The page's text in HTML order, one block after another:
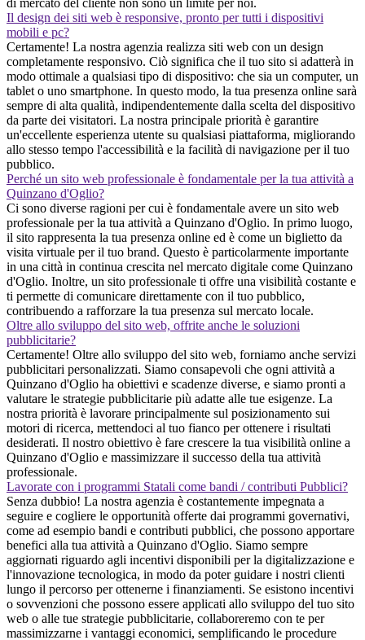
di mercato del cliente non sono un limite per noi.
Il design dei siti web è responsive, pronto per tutti i dispositivi
mobili e pc?
Certamente! La nostra agenzia realizza siti web con un design
completamente responsivo. Ciò significa che il tuo sito si adatterà in
modo ottimale a qualsiasi tipo di dispositivo: che sia un computer, un
tablet o uno smartphone. In questo modo, la tua presenza online sarà
sempre di alta qualità, indipendentemente dalla scelta del dispositivo
da parte dei visitatori. La nostra principale priorità è garantire
un'eccellente esperienza utente su qualsiasi piattaforma, migliorando
allo stesso tempo l'accessibilità e la facilità di navigazione per il tuo
pubblico.
Perché un sito web professionale è fondamentale per la tua attività a
Quinzano d'Oglio?
Ci sono diverse ragioni per cui è fondamentale avere un sito web
professionale per la tua attività a Quinzano d'Oglio. In primo luogo,
il sito rappresenta la tua presenza online ed è come un biglietto da
visita virtuale per il tuo brand. Questo è particolarmente importante
in una città in continua crescita nel mercato digitale come Quinzano
d'Oglio. Inoltre, un sito professionale ti offre una visibilità costante e
ti permette di comunicare direttamente con il tuo pubblico,
contribuendo a rafforzare la tua presenza sul mercato locale.
Oltre allo sviluppo del sito web, offrite anche le soluzioni
pubblicitarie?
Certamente! Oltre allo sviluppo del sito web, forniamo anche servizi
pubblicitari personalizzati. Siamo consapevoli che ogni attività a
Quinzano d'Oglio ha obiettivi e scadenze diverse, e siamo pronti a
valutare le strategie pubblicitarie più adatte alle tue esigenze. La
nostra priorità è lavorare principalmente sul posizionamento sui
motori di ricerca, mettendoci al tuo fianco per ottenere i risultati
desiderati. Il nostro obiettivo è fare crescere la tua visibilità online a
Quinzano d'Oglio e massimizzare il successo della tua attività
professionale.
Lavorate con i programmi Statali come bandi / contributi Pubblici?
Senza dubbio! La nostra agenzia è costantemente impegnata a
seguire e cogliere le opportunità offerte dai programmi governativi,
come ad esempio bandi e contributi pubblici, che possono apportare
benefici alla tua attività a Quinzano d'Oglio. Siamo sempre
aggiornati riguardo agli incentivi disponibili per la digitalizzazione e
l'innovazione tecnologica, in modo da poter guidare i nostri clienti
lungo il percorso per ottenerne i finanziamenti. Se esistono incentivi
o sovvenzioni che possono essere applicati allo sviluppo del tuo sito
web o alle tue strategie pubblicitarie, collaboreremo con te per
massimizzarne i vantaggi economici, semplificando le procedure